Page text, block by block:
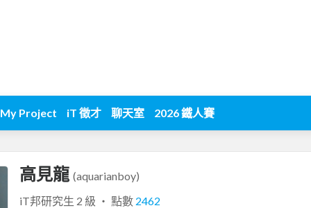
My Project iT 徵才 聊天室 2026 鐵人賽
高見龍 (aquarianboy)
iT邦研究生 2 級 ‧ 點數 2462